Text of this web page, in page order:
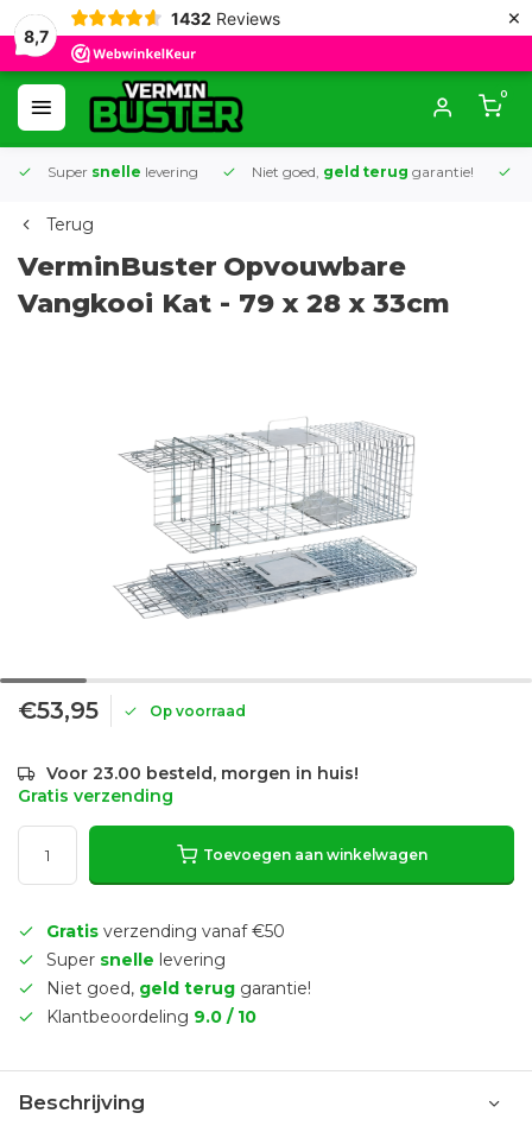
8,7
1432 Reviews ×
0
Super snelle levering Niet goed, geld terug garantie!
Terug
VerminBuster Opvouwbare
Vangkooi Kat - 79 x 28 x 33cm
€53,95 Op voorraad
Voor 23.00 besteld, morgen in huis!
Gratis verzending
Toevoegen aan winkelwagen
Gratis verzending vanaf €50
Super snelle levering
Niet goed, geld terug garantie!
Klantbeoordeling 9.0 / 10
Beschrijving